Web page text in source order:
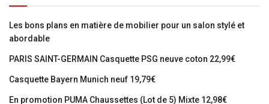
Les bons plans en matière de mobilier pour un salon stylé et
abordable
PARIS SAINT-GERMAIN Casquette PSG neuve coton 22,99€
Casquette Bayern Munich neuf 19,79€
En promotion PUMA Chaussettes (Lot de 5) Mixte 12,98€